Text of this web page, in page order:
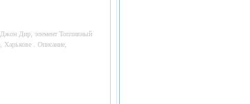
Дир, элемент Топливный
. Описание,